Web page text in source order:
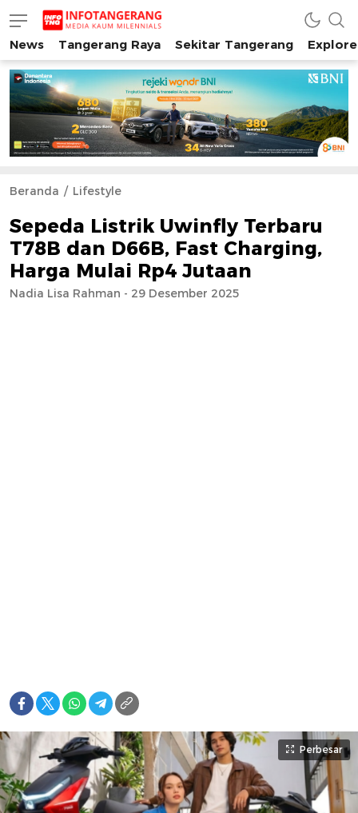
INFO TANGERANG
Media Kaum Millenials Tangerang Raya
News Tangerang Raya Sekitar Tangerang
Beranda Lifestyle
Sepeda Listrik Uwinfly Terbaru
T78B dan D66B, Fast Charging,
Harga Mulai Rp4 Jutaan
Nadia Lisa Rahman - 29 Desember 2025
Perbesar